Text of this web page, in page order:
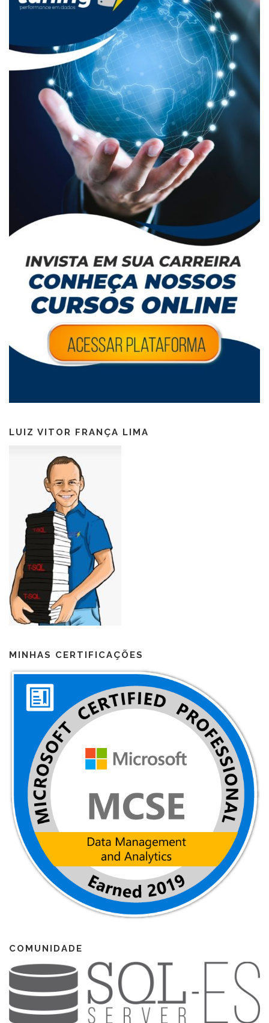
LUIZ VITOR FRANÇA LIMA
MINHAS CERTIFICAÇÕES
COMUNIDADE